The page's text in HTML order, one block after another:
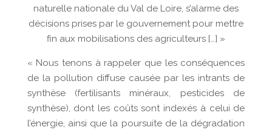
naturelle nationale du Val de Loire, s’alarme des
décisions prises par le gouvernement pour mettre
fin aux mobilisations des agriculteurs […] »
« Nous tenons à rappeler que les conséquences
de la pollution diffuse causée par les intrants de
synthèse (fertilisants minéraux, pesticides de
synthèse), dont les coûts sont indexés à celui de
l’énergie, ainsi que la poursuite de la dégradation